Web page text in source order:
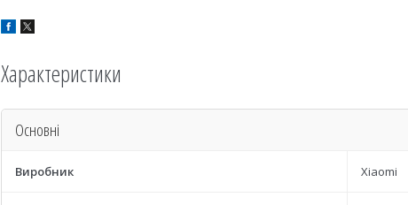
Характеристики
Основні
Виробник Xiaomi